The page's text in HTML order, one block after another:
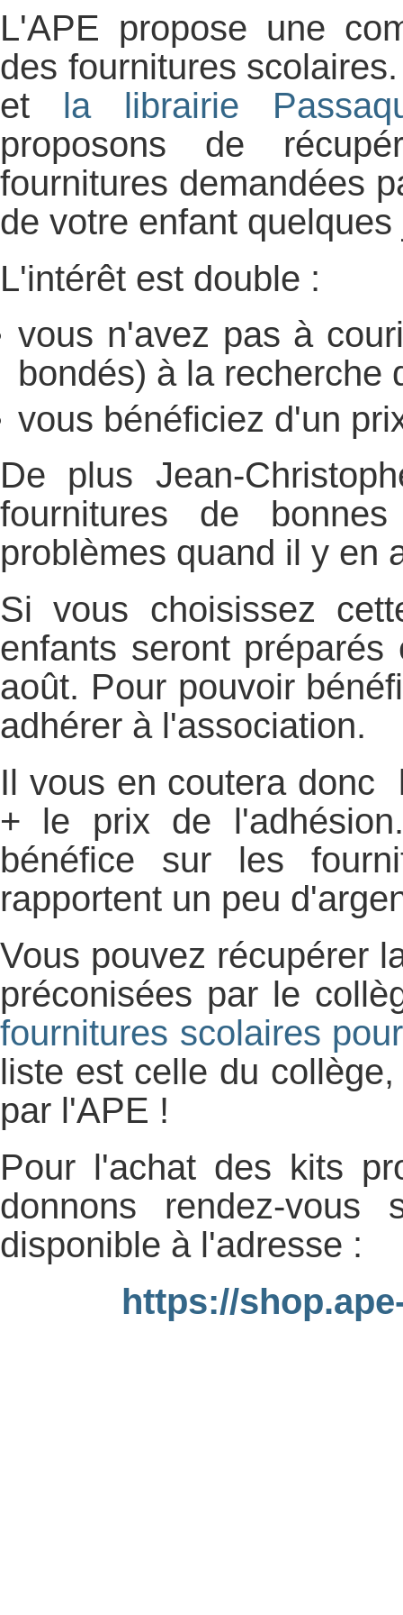
L'APE propose une
des fournitures
et la librairie
proposons de
fournitures demandées
de votre enfant
L'intérêt est double :
vous n'avez pas à
bondés) à la recherche
vous bénéficiez d'un
De plus Jean-
fournitures de
problèmes quand il y en
Si vous choisissez
enfants seront
août. Pour pouvoir
adhérer à l'association.
Il vous en coutera donc
+ le prix de
bénéfice sur les
rapportent un peu
Vous pouvez récupérer
préconisées par le
fournitures scolaires
liste est celle du
par l'APE !
Pour l'achat des kits
donnons rendez-
disponible à l'adresse :
https://